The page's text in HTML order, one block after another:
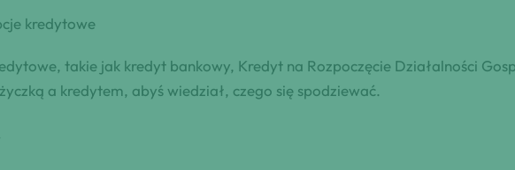
kredytowe
takie jak kredyt bankowy, Kredyt na Rozpoczęcie Działalności
a kredytem, abyś wiedział, czego się spodziewać.